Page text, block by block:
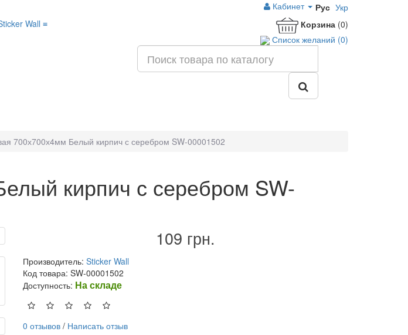
Рус Укр
Кабинет
Корзина (0)
Список желаний (0)
700х700х4мм Белый кирпич с серебром SW-00001502
кирпич с серебром SW-
109 грн.
Производитель: Sticker Wall
Код товара: SW-00001502
Доступность: На складе
0 отзывов / Написать отзыв